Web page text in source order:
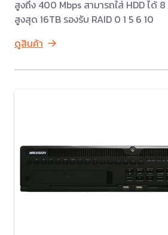
สูงถึง 400 Mbps สามารถใส่ HDD ได้
สูงสุด 16TB รองรับ RAID 0 1 5 6 10
ดูสินค้า